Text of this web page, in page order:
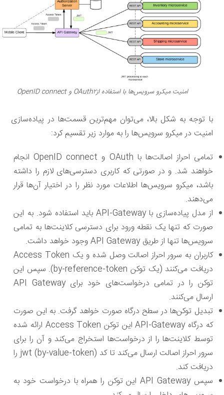
امنیت میکرو سرویس‌ها با استفاده ازOAuth۲ و OpenID connect
با توجه به شکل بالا، می‌توان مهم‌ترین قسمت‌ها در پیاده‌سازی
امنیت در میکرو سرویس‌ها را به موارد زیر تقسیم کرد:
تمامی احراز اصالت‌ها با OAuth و OpenID connect انجام
خواهند شد. و در صورتی که کاربری دسترسی‌های لازم را داشته
باشد، میکرو سرویس‌ها اطلاعات مورد نظر را در اختیار آن‌ها قرار
می‌دهند.
از مدل پیاده‌سازی با API-Gateway باید استفاده شود. به این
صورت که تنها یک نقطه ورود برای دسترسی کلاینت‌ها به تمامی
سرویس‌ها تنها از طریق API Gateway وجود خواهد داشت.
کاربران به سرور احراز اصالت وصل شده و یک Access Token
دریافت می‌کنند (یک توکن by-reference-token). سپس این
توکن را در تمامی درخواست‌های خود برای API Gateway
ارسال می‌کنند.
تبدیل توکن‌ها در سطح درگاه صورت خواهد گرفت. به این صورت
که درگاه API-Gateway این توکن Access Token ارائه شده
توسط کلاینت‌ها را از درخواست‌ها استخراج می‌کند و آن را برای
سرور احراز اصالت ارسال می‌کند تا کد jwt (by-value-token) را
دریافت کند.
سپس API Gateway این توکن را همراه با درخواست خود به